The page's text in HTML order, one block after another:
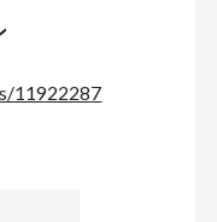
11922287